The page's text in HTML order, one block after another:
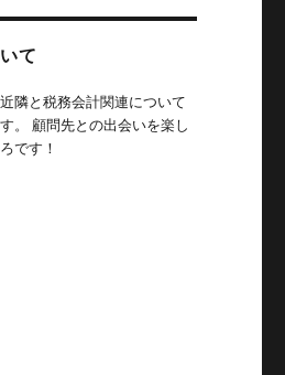
て
隣と税務会計関連について
。 顧問先との出会いを楽し
です！